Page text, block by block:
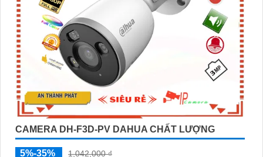
CAMERA DH-F3D-PV DAHUA CHẤT LƯỢNG
5%-35%
1,042,000 ₫